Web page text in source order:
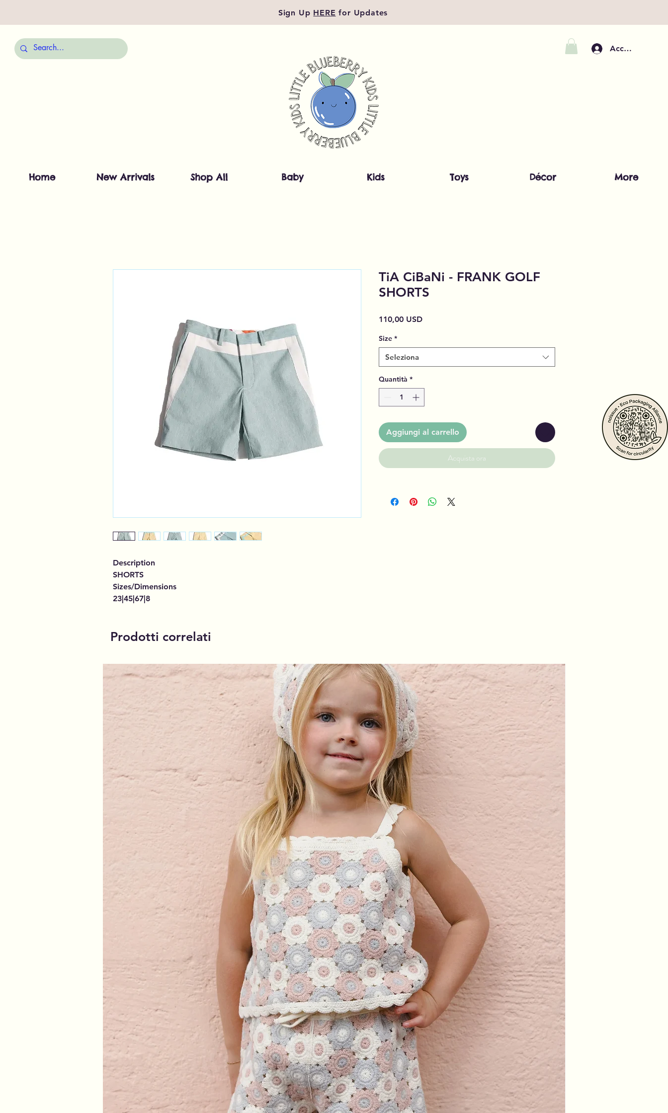
Sign Up HERE for Updates
Accedi
Home New Arrivals Shop All Baby Kids Toys Décor More
Description
SHORTS
Sizes/Dimensions
23|45|67|8
TiA CiBaNi - FRANK GOLF
SHORTS
110,00 USDPrezzo
Size *
Seleziona
Quantità *
Aggiungi al carrello
Acquista ora
Prodotti correlati